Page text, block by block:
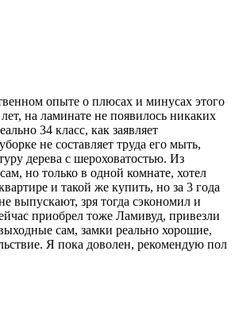
опыте о плюсах и минусах этого
на ламинате не появилось никаких
34 класс, как заявляет
не составляет труда его мыть,
дерева с шероховатостью. Из
но только в одной комнате, хотел
и такой же купить, но за 3 года
выпускают, зря тогда сэкономил и
приобрел тоже Ламивуд, привезли
сам, замки реально хорошие,
Я пока доволен, рекомендую пол